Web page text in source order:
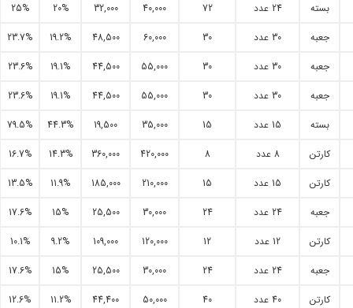
بسته
24 عدد 72
40,000
32,000
20%
25%
جعبه
30 عدد 30
60,000
48,500
19.2%
23.7%
جعبه
30 عدد 30
55,000
44,500
19.1%
23.6%
جعبه
30 عدد 30
55,000
44,500
19.1%
23.6%
بسته
15 عدد 15
35,000
19,500
44.3%
79.5%
کارتن
8 عدد 8
420,000
360,000
14.3%
16.7%
کارتن
15 عدد 15
210,000
185,000
11.9%
13.5%
جعبه
24 عدد 24
30,000
25,500
15%
17.6%
کارتن
12 عدد 12
120,000
109,000
9.2%
10.1%
جعبه
24 عدد 24
30,000
25,500
15%
17.6%
کارتن
40 عدد 40
50,000
44,400
11.2%
12.6%